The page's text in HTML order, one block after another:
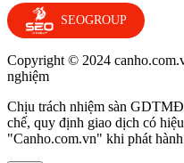
SEOGROUP
Copyright © 2024
nghiệm
Chịu trách nhiệm sàn
chế, quy định giao dịch có
"Canho.com.vn" khi phát